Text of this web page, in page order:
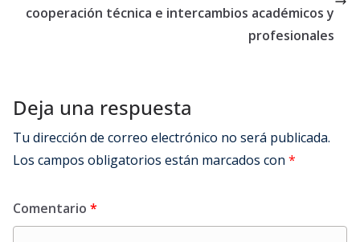
cooperación técnica e intercambios académicos y
profesionales
Deja una respuesta
Tu dirección de correo electrónico no será publicada.
Los campos obligatorios están marcados con *
Comentario *